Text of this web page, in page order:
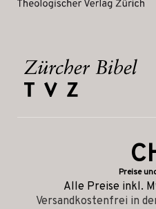
Preise
Alle Preise inkl.
Versandkostenfrei in